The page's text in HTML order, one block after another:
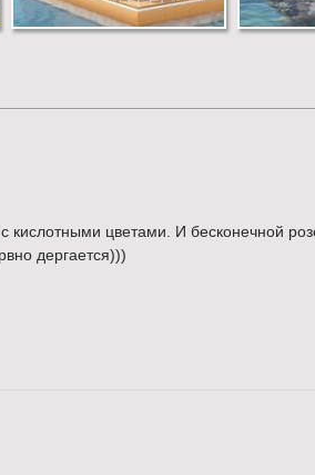
кислотными цветами. И бесконечной
дергается)))